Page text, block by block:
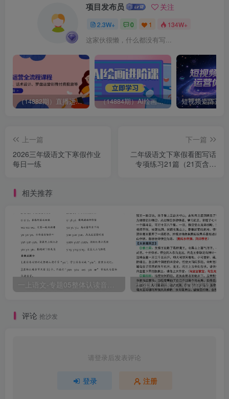
项目发布员 关注
2.3W+ 0 1 134W+
这家伙很懒，什么都没有写...
（14882期）直播运营全流程课程-5月更新：从起号、话术设计、罗盘运营到微付费投放等 （14884期）AI绘画进阶课，涵盖电商摄影等多领域，PS操作与AI工具使用全面教学
上一篇
2026三年级语文下寒假作业
每日一练
下一篇
二年级语文下寒假看图写话
专项练习21篇（21页含范
相关推荐
一上语文-专题05整体认读音节（16个）（知识+训练）
评论 抢沙发
请登录后发表评论
登录 注册